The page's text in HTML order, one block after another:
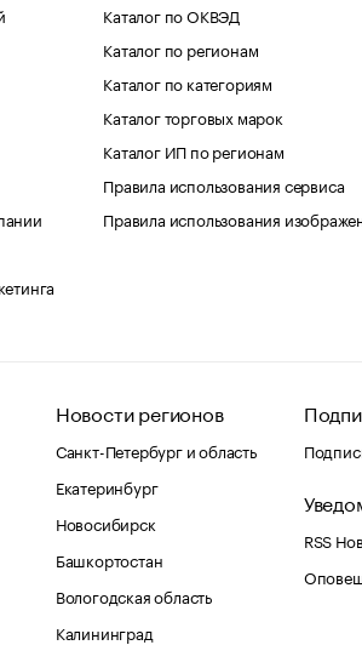
Каталог по ОКВЭД
Каталог по регионам
Каталог по категориям
Каталог торговых марок
Каталог ИП по регионам
Правила использования сервиса
Правила использования
Новости регионов
Санкт-Петербург и область
Екатеринбург
Новосибирск
Башкортостан
Вологодская область
Калининград
RSS